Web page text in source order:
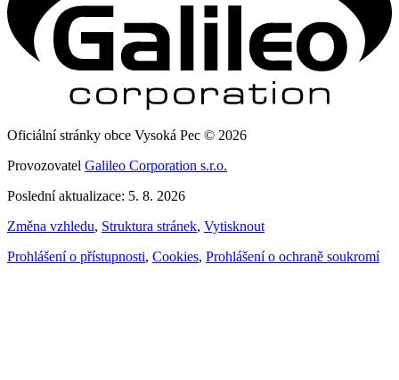
Oficiální stránky obce Vysoká Pec © 2026
Provozovatel Galileo Corporation s.r.o.
Poslední aktualizace: 5. 8. 2026
Změna vzhledu, Struktura stránek, Vytisknout
Prohlášení o přístupnosti, Cookies, Prohlášení o ochraně soukromí